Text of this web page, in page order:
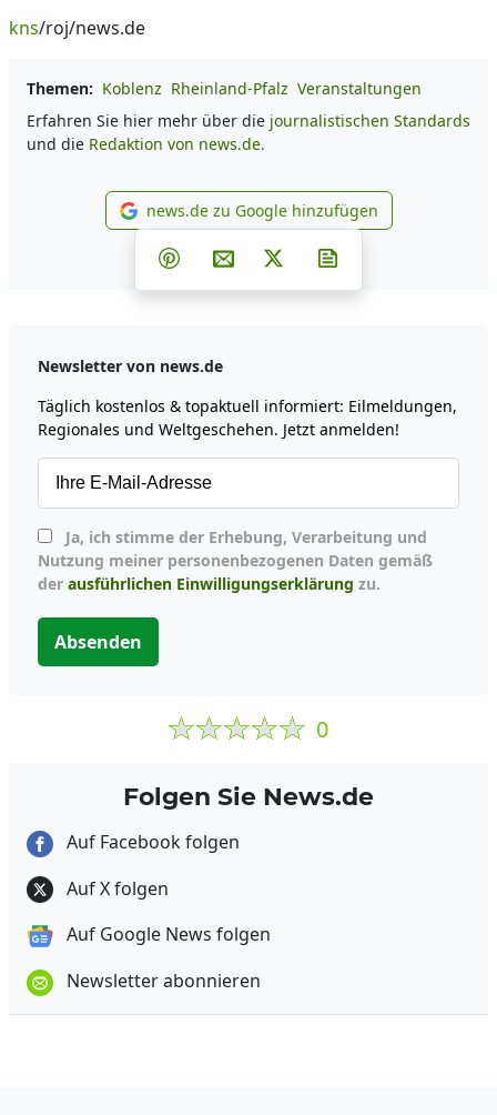
kns/roj/news.de
Themen: Koblenz Rheinland-Pfalz Veranstaltungen
Erfahren Sie hier mehr über die journalistischen Standards
und die Redaktion von news.de.
news.de zu Google
news.de zu Google hinzufügen
Teilen auf Facebook
Teilen auf Whatsapp
Teilen auf Telegram
Teilen auf Pinterest
Per E-Mail teilen
Post auf X
Newsletter von news.de
Täglich kostenlos & topaktuell informiert: Eilmeldungen,
Regionales und Weltgeschehen. Jetzt anmelden!
Nutzung meiner personenbezogenen Daten gemäß
der ausführlichen Einwilligungserklärung zu.
Absenden
0
Folgen Sie News.de
Auf Facebook folgen
Auf X folgen
Auf Google News folgen
Newsletter abonnieren